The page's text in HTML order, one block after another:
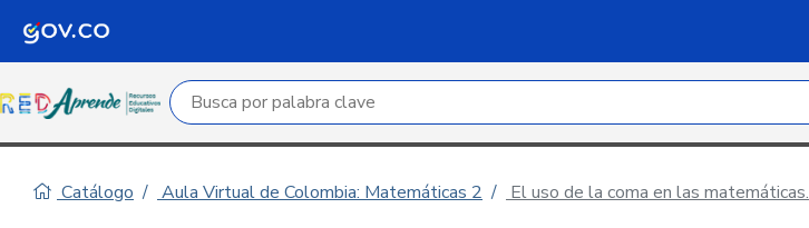
Campo de búsqueda por palabra clave
Catálogo Aula Virtual de Colombia: Matemáticas 2 El uso de la coma en las matemáticas.